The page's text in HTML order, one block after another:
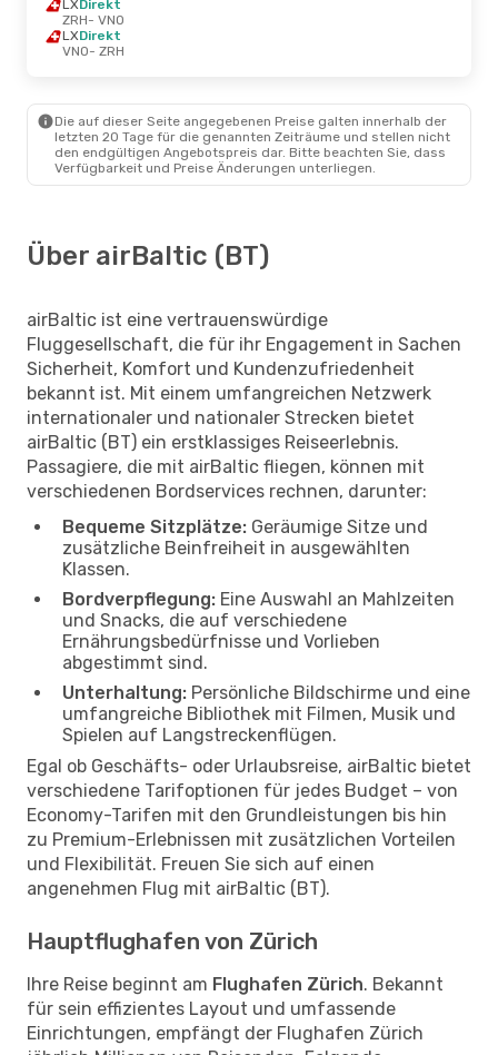
LXDirekt
ZRH- VNO
LXDirekt
VNO- ZRH
Die auf dieser Seite angegebenen Preise galten innerhalb der
letzten 20 Tage für die genannten Zeiträume und stellen nicht
den endgültigen Angebotspreis dar. Bitte beachten Sie, dass
Verfügbarkeit und Preise Änderungen unterliegen.
Über airBaltic (BT)
airBaltic ist eine vertrauenswürdige
Fluggesellschaft, die für ihr Engagement in Sachen
Sicherheit, Komfort und Kundenzufriedenheit
bekannt ist. Mit einem umfangreichen Netzwerk
internationaler und nationaler Strecken bietet
airBaltic (BT) ein erstklassiges Reiseerlebnis.
Passagiere, die mit airBaltic fliegen, können mit
verschiedenen Bordservices rechnen, darunter:
Bequeme Sitzplätze: Geräumige Sitze und
zusätzliche Beinfreiheit in ausgewählten
Klassen.
Bordverpflegung: Eine Auswahl an Mahlzeiten
und Snacks, die auf verschiedene
Ernährungsbedürfnisse und Vorlieben
abgestimmt sind.
Unterhaltung: Persönliche Bildschirme und eine
umfangreiche Bibliothek mit Filmen, Musik und
Spielen auf Langstreckenflügen.
Egal ob Geschäfts- oder Urlaubsreise, airBaltic bietet
verschiedene Tarifoptionen für jedes Budget – von
Economy-Tarifen mit den Grundleistungen bis hin
zu Premium-Erlebnissen mit zusätzlichen Vorteilen
und Flexibilität. Freuen Sie sich auf einen
angenehmen Flug mit airBaltic (BT).
Hauptflughafen von Zürich
Ihre Reise beginnt am Flughafen Zürich. Bekannt
für sein effizientes Layout und umfassende
Einrichtungen, empfängt der Flughafen Zürich